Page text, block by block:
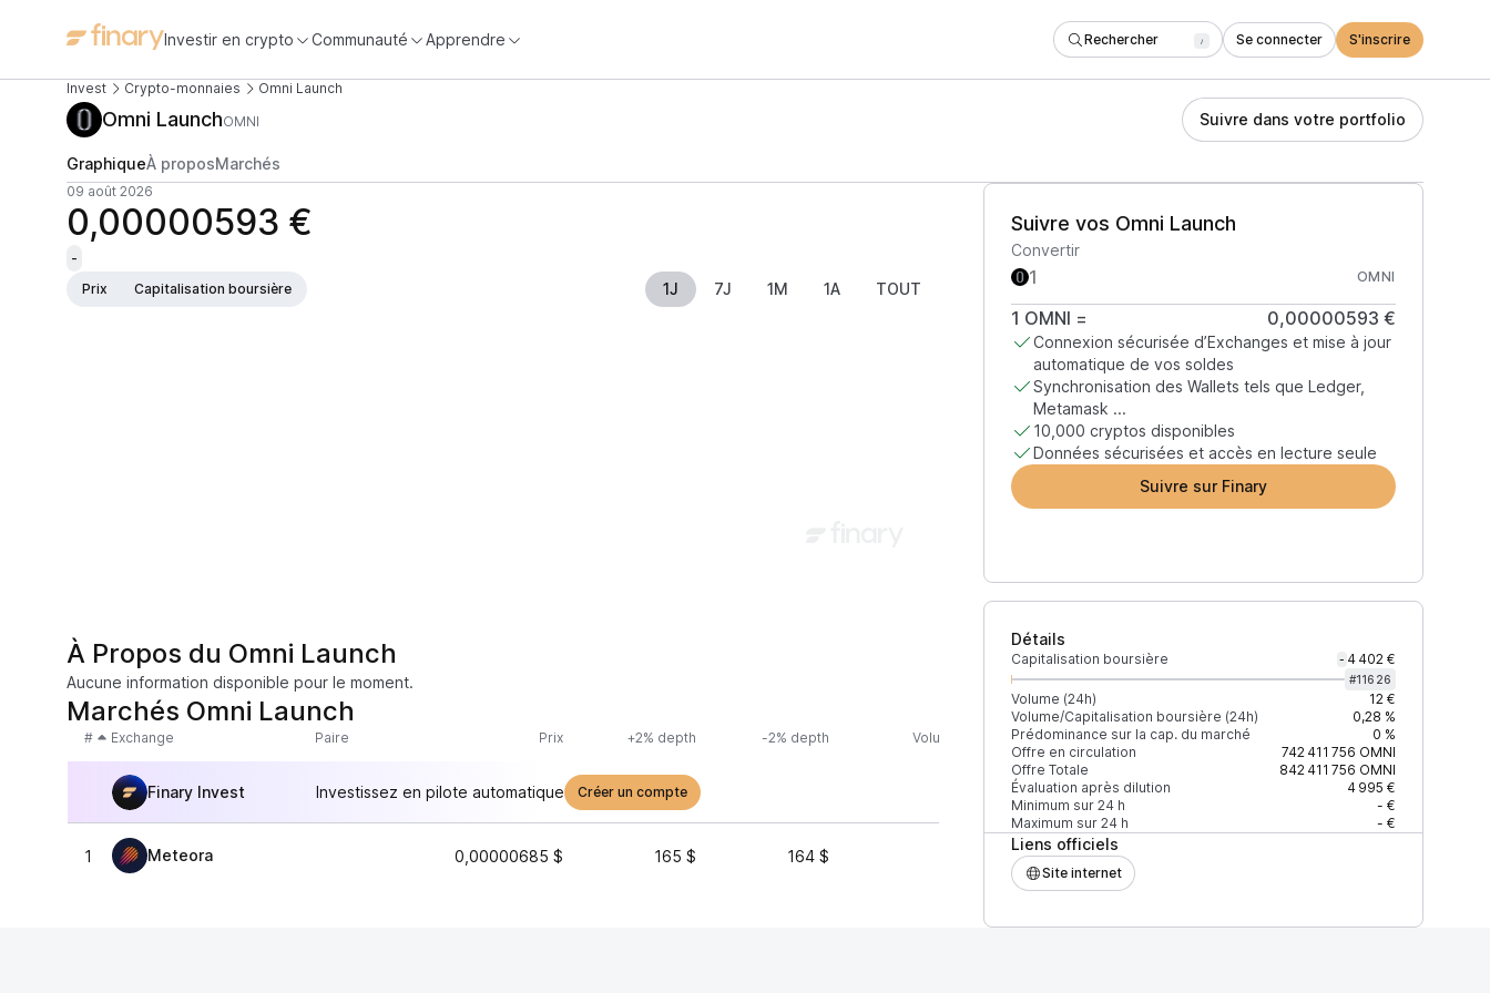
Investir en crypto Communauté Apprendre Rechercher / Se connecter S'inscrire
Invest Crypto-monnaies Omni Launch
Omni LaunchOMNI Suivre dans votre portfolio
GraphiqueÀ proposMarchés
09 août 2026
0,00000593 €
-
Prix
Capitalisation boursière 1J 7J 1M 1A TOUT
Suivre vos Omni Launch
Convertir
OMNI
1 OMNI = 0,00000593 €
Connexion sécurisée d’Exchanges et mise à jour
automatique de vos soldes
Synchronisation des Wallets tels que Ledger,
Metamask ...
10,000 cryptos disponibles
Données sécurisées et accès en lecture seule
Suivre sur Finary
Détails
Capitalisation boursière - 4 402 €
#11626
Volume (24h)
12 €
Volume/Capitalisation boursière (24h)
0,28 %
Prédominance sur la cap. du marché
0 %
Offre en circulation
742 411 756 OMNI
Offre Totale
842 411 756 OMNI
Évaluation après dilution
4 995 €
Minimum sur 24 h
- €
Maximum sur 24 h
- €
Liens officiels
Site internet
À Propos du Omni Launch
Aucune information disponible pour le moment.
Marchés Omni Launch
# Exchange Paire Prix +2% depth -2% depth Volume (24h) % du volume Confiance Mis à jour
Finary Invest Investissez en pilote automatique Créer un compte
1 Meteora 0,00000685 $ 165 $ 164 $ 100 %